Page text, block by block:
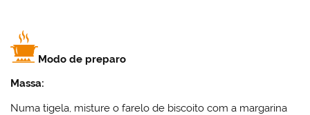
Modo de preparo
Massa:
Numa tigela, misture o farelo de biscoito com a margarina